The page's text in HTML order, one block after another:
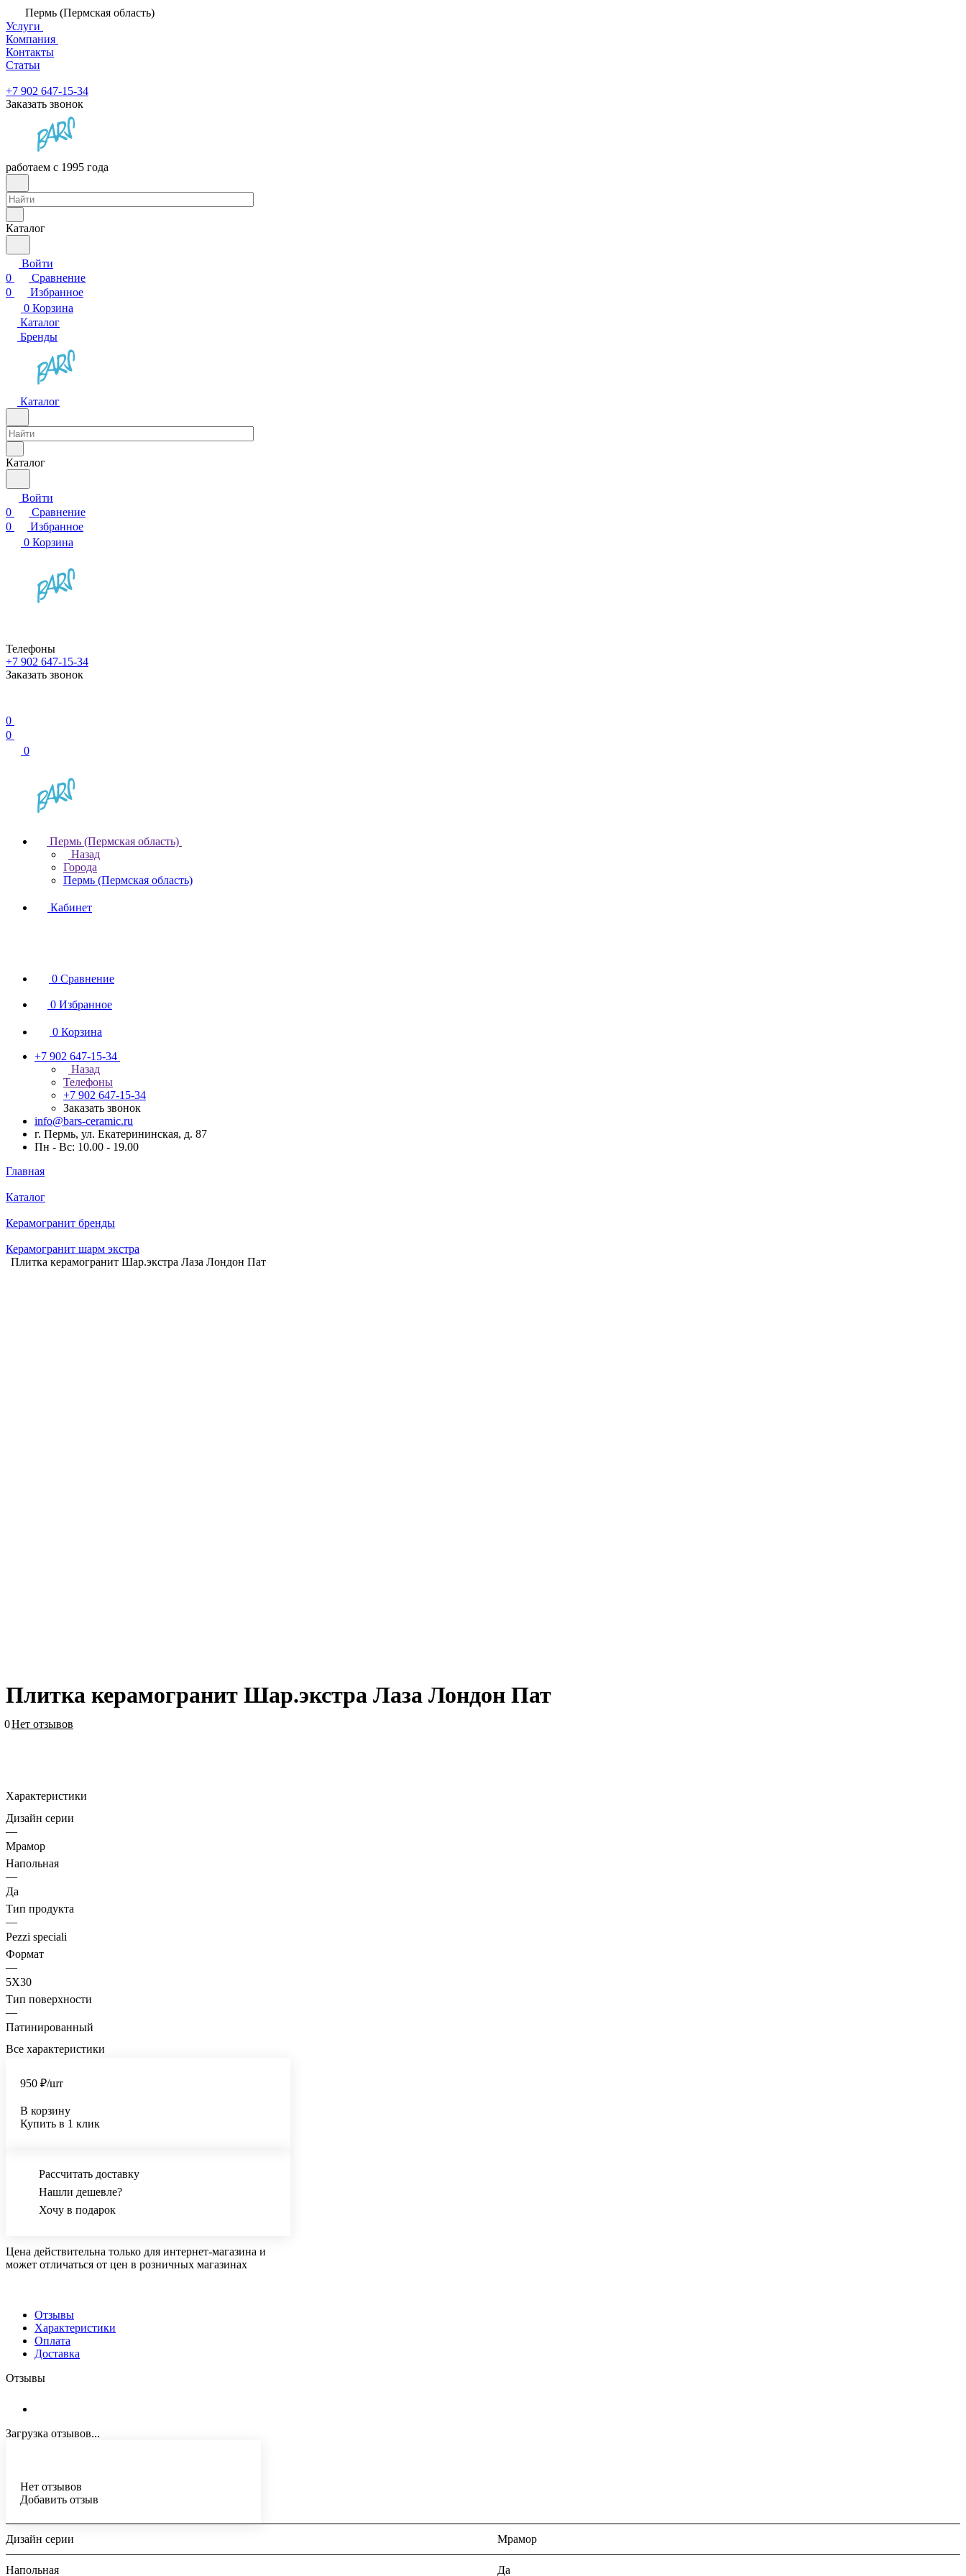
Пермь (Пермская область)
Услуги
Компания
Контакты
Статьи
+7 902 647-15-34
Заказать звонок
работаем с 1995 года
Каталог
Войти
0
Сравнение
0
Избранное
0 Корзина
Каталог
Бренды
Каталог
Каталог
Войти
0
Сравнение
0
Избранное
0 Корзина
Телефоны
+7 902 647-15-34
Заказать звонок
0
0
0
Пермь (Пермская область)
Назад
Города
Пермь (Пермская область)
Кабинет
0 Сравнение
0 Избранное
0 Корзина
+7 902 647-15-34
Назад
Телефоны
+7 902 647-15-34
Заказать звонок
info@bars-ceramic.ru
г. Пермь, ул. Екатерининская, д. 87
Пн - Вс: 10.00 - 19.00
Главная
Каталог
Керамогранит бренды
Керамогранит шарм экстра
Плитка керамогранит Шар.экстра Лаза Лондон Пат
Плитка керамогранит Шар.экстра Лаза Лондон Пат
0Нет отзывов
Характеристики
Дизайн серии
—
Мрамор
Напольная
—
Да
Тип продукта
—
Pezzi speciali
Формат
—
5X30
Тип поверхности
—
Патинированный
Все характеристики
950 ₽/шт
В корзину
Купить в 1 клик
Рассчитать доставку
Нашли дешевле?
Хочу в подарок
Цена действительна только для интернет-магазина и
может отличаться от цен в розничных магазинах
Отзывы
Характеристики
Оплата
Доставка
Отзывы
Загрузка отзывов...
Нет отзывов
Добавить отзыв
Дизайн серии Мрамор
Напольная Да